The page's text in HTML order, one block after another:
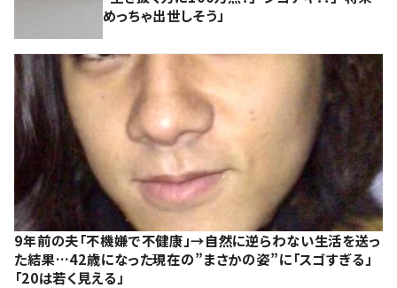
めっちゃ出世しそう」
9年前の夫「不機嫌で不健康」→自然に逆らわない生活を送っ
た結果…42歳になった現在の”まさかの姿”に「スゴすぎる」
「20は若く見える」